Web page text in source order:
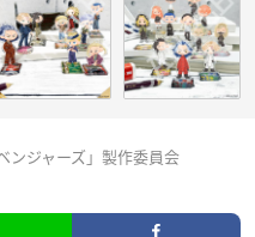
ジャーズ」製作委員会